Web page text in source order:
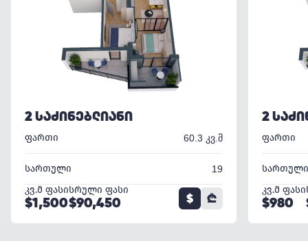
2 ᲡᲐᲫᲘᲜᲔᲑᲚᲘᲐᲜᲘ
ფართი 60.3 კვ.მ
სართული 19
კვ.მ ფასი
$1,500
სრული ფასი
$90,450 $ ₾
2
ფართი
სართული
კვ.მ ფასი
$980